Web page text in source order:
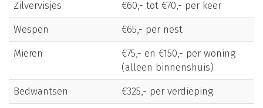
Zilvervisjes
€60,- tot €70,- per keer
Wespen
€65,- per nest
Mieren
€75,- en €150,- per woning
(alleen binnenshuis)
Bedwantsen
€325,- per verdieping